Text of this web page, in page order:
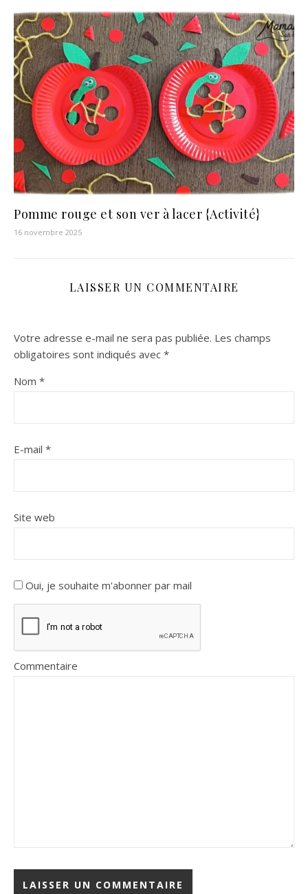
Pomme rouge et son ver à lacer {Activité}
16 novembre 2025
LAISSER UN COMMENTAIRE
Votre adresse e-mail ne sera pas publiée. Les champs
obligatoires sont indiqués avec *
Nom *
E-mail *
Site web
Oui, je souhaite m'abonner par mail
Commentaire